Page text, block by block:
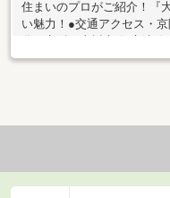
住まいのプロがご紹介！『
い魅力！●交通アクセス・
津線の始発駅・JR東海道本
400%。●お好きなハウスメ
す。●ミニストップ大津大